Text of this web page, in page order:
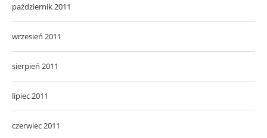
październik 2011
wrzesień 2011
sierpień 2011
lipiec 2011
czerwiec 2011